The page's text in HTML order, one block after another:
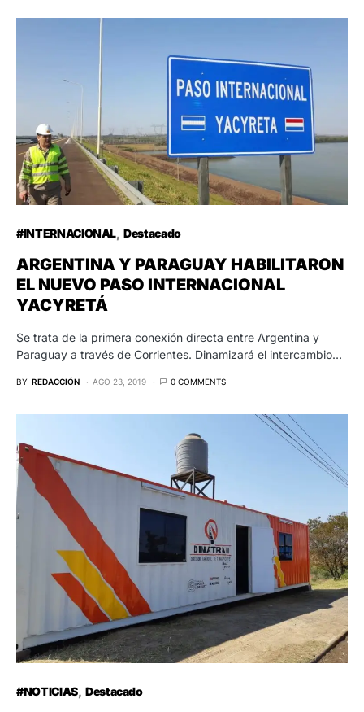
#INTERNACIONAL Destacado
ARGENTINA Y PARAGUAY HABILITARON
EL NUEVO PASO INTERNACIONAL
YACYRETÁ
Se trata de la primera conexión directa entre Argentina y
Paraguay a través de Corrientes. Dinamizará el intercambio…
BY REDACCIÓN AGO 23, 2019 0 COMMENTS
#NOTICIAS Destacado